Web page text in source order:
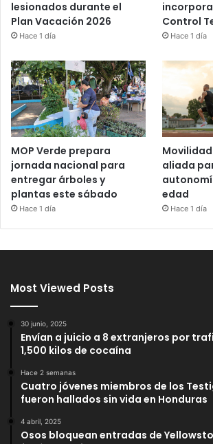
lesionados durante el
Plan Vacación 2026
Hace 1 día
Control
Hace 1 día
MOP Verde prepara
jornada nacional para
entregar árboles y
plantas este sábado
Hace 1 día
aliada
edad
Hace 1 día
Most Viewed Posts
30 junio, 2025
Envían a juicio a 8 extranjeros por
1,500 kilos de cocaína
Hace 2 semanas
Cuatro jóvenes miembros de los
fueron hallados sin vida en Honduras
4 abril, 2025
Osos bloquean entradas de